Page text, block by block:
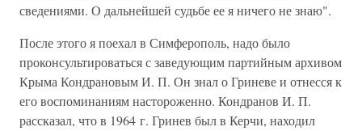
сведениями. О дальнейшей судьбе ее я ничего не знаю".
После этого я поехал в Симферополь, надо было
проконсультироваться с заведующим партийным архивом
Крыма Кондрановым И. П. Он знал о Гриневе и отнесся к
его воспоминаниям настороженно. Кондранов И. П.
рассказал, что в 1964 г. Гринев был в Керчи, находил